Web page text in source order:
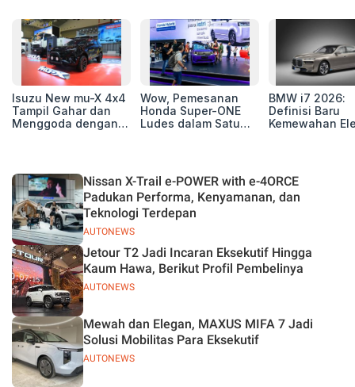
Isuzu New mu-X 4x4
Tampil Gahar dan
Menggoda dengan
Wow, Pemesanan
Honda Super-ONE
Ludes dalam Satu
BMW i7 2026:
Definisi Baru
Kemewahan
AUTONEWS
Nissan X-Trail e-POWER with e-4ORCE
Padukan Performa, Kenyamanan, dan
Teknologi Terdepan
AUTONEWS
Jetour T2 Jadi Incaran Eksekutif Hingga
Kaum Hawa, Berikut Profil Pembelinya
AUTONEWS
Mewah dan Elegan, MAXUS MIFA 7 Jadi
Solusi Mobilitas Para Eksekutif